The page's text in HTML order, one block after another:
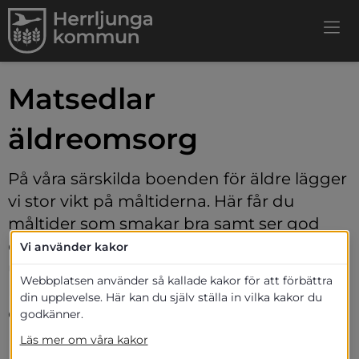
Matsedlar
äldreomsorg
På våra särskilda boenden för äldre lägger
vi stor vikt på måltiderna. Här får du
måltider som smakar bra samt ser god
och aptitlig ut. Vi
uppmärksammar måltider runt
högtider samt anpassar maten till årstider
och traditioner - allt för att främja
livskvalitén för de äldre.
Vi använder kakor
Webbplatsen använder så kallade kakor för att förbättra
din upplevelse. Här kan du själv ställa in vilka kakor du
godkänner.
Läs mer om våra kakor